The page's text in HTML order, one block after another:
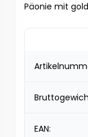
Päonie mit
EAN: